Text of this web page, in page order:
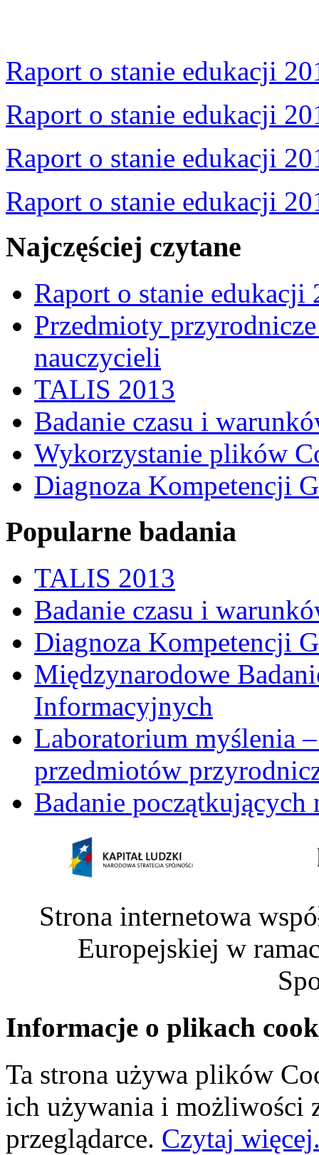
Raport o stanie edukacji
Raport o stanie edukacji
Raport o stanie edukacji
Raport o stanie edukacji
Najczęściej czytane
Raport o stanie edukacji
Przedmioty
nauczycieli
TALIS 2013
Badanie czasu i
Wykorzystanie plików
Diagnoza Kompetencji
Popularne badania
TALIS 2013
Badanie czasu i
Diagnoza Kompetencji
Międzynarodowe
Informacyjnych
Laboratorium myślenia
przedmiotów
Badanie początkujących
Strona internetowa
Europejskiej w
Informacje o plikach
Ta strona używa plików
ich używania i możliwości
przeglądarce. Czytaj